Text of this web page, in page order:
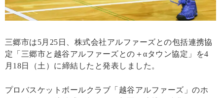
三郷市は5月25日、株式会社アルファーズとの包括連携協
定「三郷市と越谷アルファーズとの＋αタウン協定」を4
月18日（土）に締結したと発表しました。
プロバスケットボールクラブ「越谷アルファーズ」のホ